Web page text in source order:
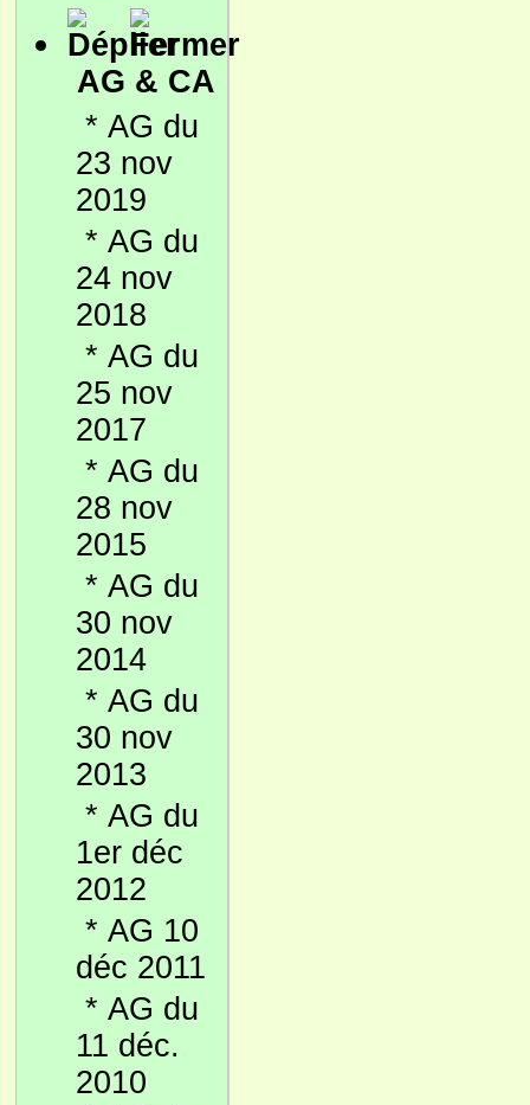
AG & CA
* AG du
23 nov
2019
* AG du
24 nov
2018
* AG du
25 nov
2017
* AG du
28 nov
2015
* AG du
30 nov
2014
* AG du
30 nov
2013
* AG du
1er déc
2012
* AG 10
déc 2011
* AG du
11 déc.
2010